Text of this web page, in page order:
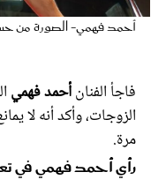
أحمد فهمي- الصورة من
فاجأ الفنانأحمد فهمي
مرة.
رأي أحمد فهمي في